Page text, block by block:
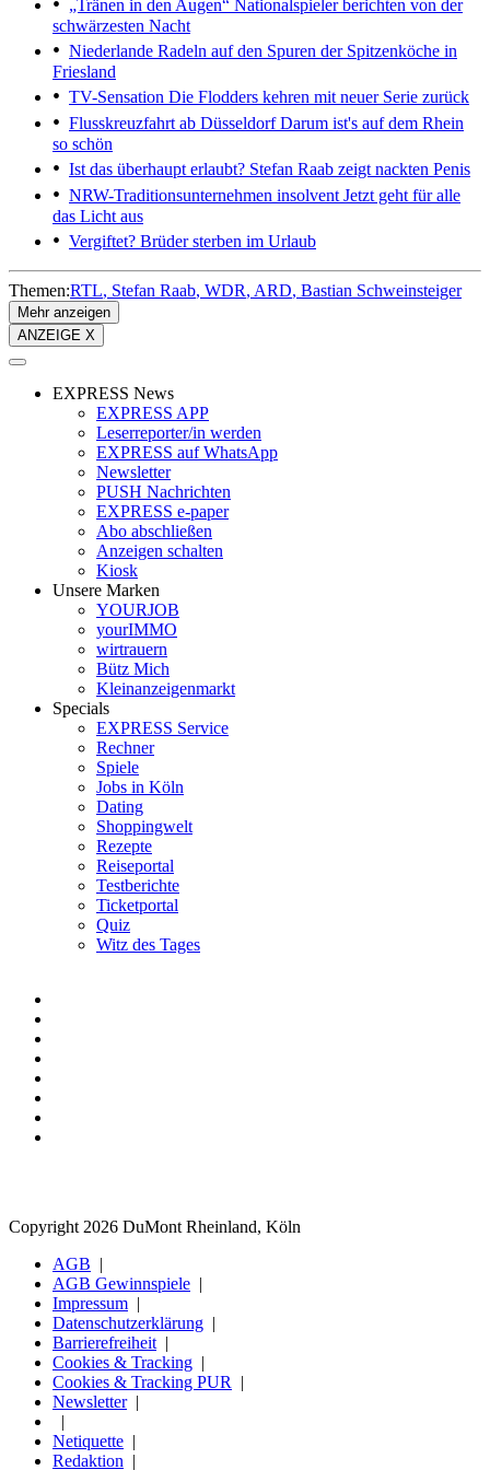
„Tränen in den Augen“ Nationalspieler berichten von der
schwärzesten Nacht
Niederlande Radeln auf den Spuren der Spitzenköche in
Friesland
TV-Sensation Die Flodders kehren mit neuer Serie zurück
Flusskreuzfahrt ab DüsseldorfDarum ist's auf dem Rhein
so schön
Ist das überhaupt erlaubt? Stefan Raab zeigt nackten Penis
NRW-Traditionsunternehmen insolvent Jetzt geht für alle
das Licht aus
Vergiftet? Brüder sterben im Urlaub
Themen:RTL Stefan Raab WDR ARD Bastian Schweinsteiger
Mehr anzeigen
ANZEIGE X
EXPRESS News
EXPRESS APP
Leserreporter/in werden
EXPRESS auf WhatsApp
Newsletter
PUSH Nachrichten
EXPRESS e-paper
Abo abschließen
Anzeigen schalten
Kiosk
Unsere Marken
YOURJOB
yourIMMO
wirtrauern
Bütz Mich
Kleinanzeigenmarkt
Specials
EXPRESS Service
Rechner
Spiele
Jobs in Köln
Dating
Shoppingwelt
Rezepte
Reiseportal
Testberichte
Ticketportal
Quiz
Witz des Tages
Copyright 2026 DuMont Rheinland, Köln
AGB
AGB Gewinnspiele
Impressum
Datenschutzerklärung
Barrierefreiheit
Cookies & Tracking
Cookies & Tracking PUR
Newsletter
Netiquette
Redaktion